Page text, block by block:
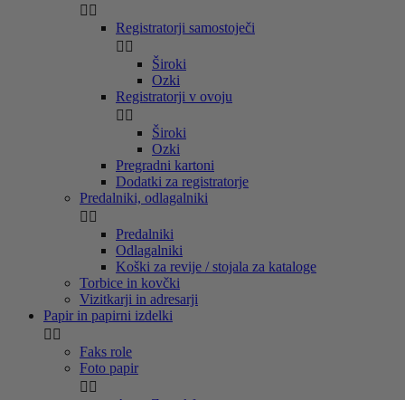
 
Registratorji samostoječi
 
Široki
Ozki
Registratorji v ovoju
 
Široki
Ozki
Pregradni kartoni
Dodatki za registratorje
Predalniki, odlagalniki
 
Predalniki
Odlagalniki
Koški za revije / stojala za kataloge
Torbice in kovčki
Vizitkarji in adresarji
Papir in papirni izdelki
 
Faks role
Foto papir
 